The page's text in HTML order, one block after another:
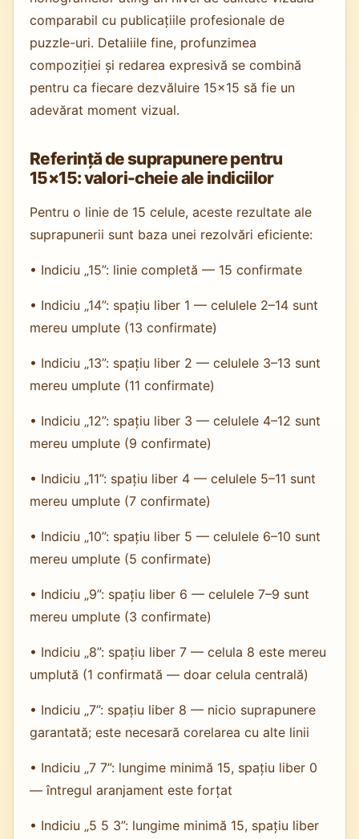
comparabil cu publicațiile profesionale de
puzzle-uri. Detaliile fine, profunzimea
compoziției și redarea expresivă se combină
pentru ca fiecare dezvăluire 15×15 să fie un
adevărat moment vizual.
Referință de suprapunere pentru
15×15: valori-cheie ale indiciilor
Pentru o linie de 15 celule, aceste rezultate ale
suprapunerii sunt baza unei rezolvări eficiente:
• Indiciu „15”: linie completă — 15 confirmate
• Indiciu „14”: spațiu liber 1 — celulele 2–14 sunt
mereu umplute (13 confirmate)
• Indiciu „13”: spațiu liber 2 — celulele 3–13 sunt
mereu umplute (11 confirmate)
• Indiciu „12”: spațiu liber 3 — celulele 4–12 sunt
mereu umplute (9 confirmate)
• Indiciu „11”: spațiu liber 4 — celulele 5–11 sunt
mereu umplute (7 confirmate)
• Indiciu „10”: spațiu liber 5 — celulele 6–10 sunt
mereu umplute (5 confirmate)
• Indiciu „9”: spațiu liber 6 — celulele 7–9 sunt
mereu umplute (3 confirmate)
• Indiciu „8”: spațiu liber 7 — celula 8 este mereu
umplută (1 confirmată — doar celula centrală)
• Indiciu „7”: spațiu liber 8 — nicio suprapunere
garantată; este necesară corelarea cu alte linii
• Indiciu „7 7”: lungime minimă 15, spațiu liber 0
— întregul aranjament este forțat
• Indiciu „5 5 3”: lungime minimă 15, spațiu liber